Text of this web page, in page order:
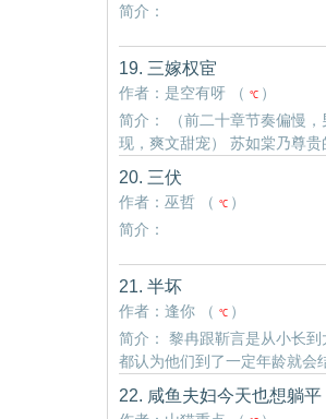
简介：
19. 三嫁权宦
作者：是空有呀 （ ℃ ）
简介： （前二十章节奏偏慢
现，爽文甜宠） 苏如棠乃尊
认人不清，为周承儒悉心养大
云。 小人一朝得志，苏如棠这
家满门..
20. 三伏
作者：巫哲 （ ℃ ）
简介：
21. 半坏
作者：逢你 （ ℃ ）
简介： 黎冉跟靳言是从小长
都认为他们到了一定年龄就会
此。 婚后第二年，他们就有了
里，他们是模范夫妻模范父母
22. 咸鱼夫妇今天也想躺平